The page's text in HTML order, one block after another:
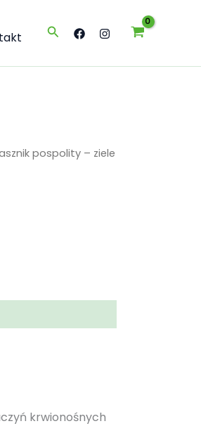
Szukaj
pospolity – ziele
krwionośnych